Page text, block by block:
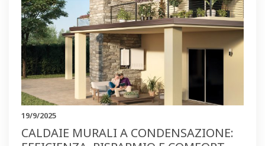
19/9/2025
CALDAIE MURALI A CONDENSAZIONE: